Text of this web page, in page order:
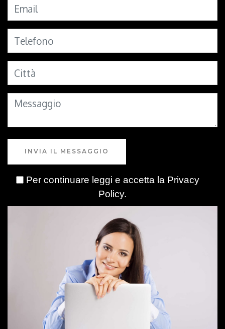
INVIA IL MESSAGGIO
Per continuare leggi e accetta la Privacy
Policy.